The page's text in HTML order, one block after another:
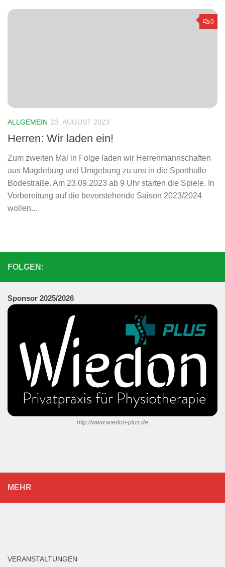
0
ALLGEMEIN 23. AUGUST 2023
Herren: Wir laden ein!
Zum zweiten Mal in Folge laden wir Herrenmannschaften
aus Magdeburg und Umgebung zu uns in die Sporthalle
Bodestraße. Am 23.09.2023 ab 9 Uhr starten die Spiele. In
Vorbereitung auf die bevorstehende Saison 2023/2024
wollen...
FOLGEN:
Sponsor 2025/2026
http://www.wiedon-plus.de
MEHR
VERANSTALTUNGEN